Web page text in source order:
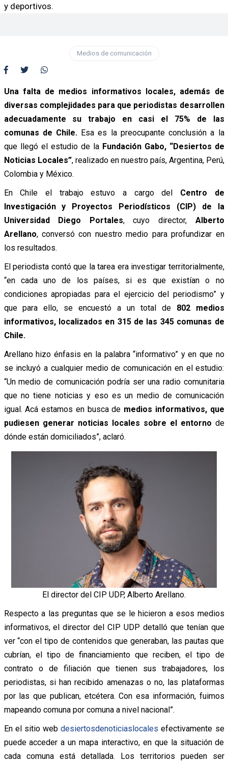
y deportivos.
Medios de comunicación
Una falta de medios informativos locales, además de
diversas complejidades para que periodistas desarrollen
adecuadamente su trabajo en casi el 75% de las
comunas de Chile. Esa es la preocupante conclusión a la
que llegó el estudio de laFundación Gabo, “Desiertos de
Noticias Locales”, realizado en nuestro país, Argentina, Perú,
Colombia y México.
En Chile el trabajo estuvo a cargo del Centro de
Investigación y Proyectos Periodísticos (CIP) de la
Universidad Diego Portales, cuyo director, Alberto
Arellano, conversó con nuestro medio para profundizar en
los resultados.
El periodista contó que la tarea era investigar territorialmente,
“en cada uno de los países, si es que existían o no
condiciones apropiadas para el ejercicio del periodismo” y
que para ello, se encuestó a un total de 802 medios
informativos, localizados en 315 de las 345 comunas de
Chile.
Arellano hizo énfasis en la palabra “informativo” y en que no
se incluyó a cualquier medio de comunicación en el estudio:
“Un medio de comunicación podría ser una radio comunitaria
que no tiene noticias y eso es un medio de comunicación
igual. Acá estamos en busca de medios informativos, que
pudiesen generar noticias locales sobre el entorno de
dónde están domiciliados”, aclaró.
El director del CIP UDP, Alberto Arellano.
Respecto a las preguntas que se le hicieron a esos medios
informativos, el director del CIP UDP detallóque tenían que
ver “con el tipo de contenidos que generaban, las pautas que
cubrían, el tipo de financiamiento que reciben, el tipo de
contrato o de filiación que tienen sus trabajadores, los
periodistas, si han recibido amenazas o no, las plataformas
por las que publican, etcétera. Con esa información, fuimos
mapeando comuna por comuna a nivel nacional”.
En el sitio webdesiertosdenoticiaslocales efectivamente se
puede acceder a un mapa interactivo, en que la situación de
cada comuna está detallada. Los territorios pueden ser